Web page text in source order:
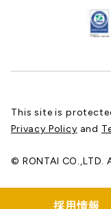
This site is
Privacy Policy and
© RONTAI CO.,LTD.
採用情報